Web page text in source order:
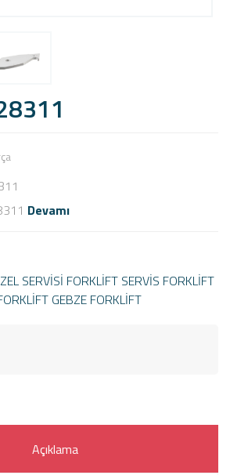
Devamı
SERVİSİ FORKLİFT SERVİS FORKLİFT
GEBZE FORKLİFT
Açıklama